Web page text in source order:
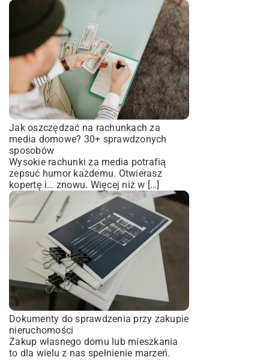
Jak oszczędzać na rachunkach za
media domowe? 30+ sprawdzonych
sposobów
Wysokie rachunki za media potrafią
zepsuć humor każdemu. Otwierasz
kopertę i… znowu. Więcej niż w […]
Dokumenty do sprawdzenia przy zakupie
nieruchomości
Zakup własnego domu lub mieszkania
to dla wielu z nas spełnienie marzeń.